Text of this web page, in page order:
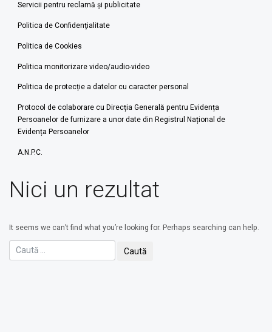
Servicii pentru reclamă și publicitate
Politica de Confidenţialitate
Politica de Cookies
Politica monitorizare video/audio-video
Politica de protecție a datelor cu caracter personal
Protocol de colaborare cu Direcția Generală pentru Evidența
Persoanelor de furnizare a unor date din Registrul Național de
Evidența Persoanelor
A.N.P.C.
Nici un rezultat
It seems we can’t find what you’re looking for. Perhaps searching can help.